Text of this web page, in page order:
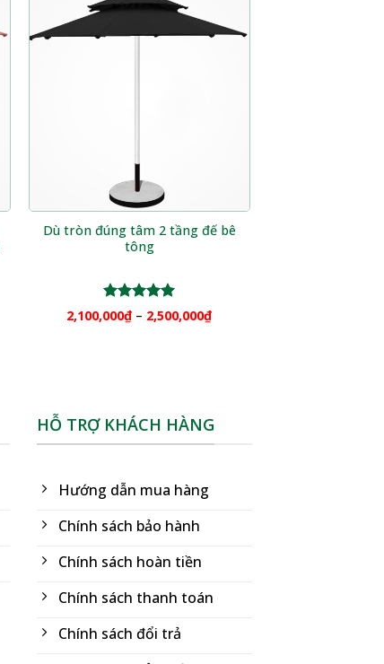
Dù tròn đúng tâm 2 tầng đế bê
tông
Được xếp
hạng
5.00
2,100,000₫ – 2,500,000₫
HỖ TRỢ KHÁCH HÀNG
Hướng dẫn mua hàng
Chính sách bảo hành
Chính sách hoàn tiền
Chính sách thanh toán
Chính sách đổi trả